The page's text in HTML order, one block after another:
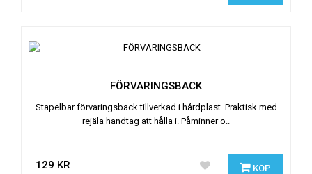
FÖRVARINGSBACK
Stapelbar förvaringsback tillverkad i hårdplast. Praktisk med
rejäla handtag att hålla i. Påminner o..
129 KR KÖP